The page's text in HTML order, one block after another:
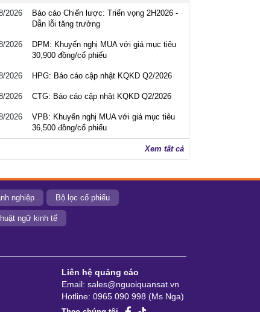
2026
Báo cáo Chiến lược: Triển vọng 2H2026 -
Dẫn lỗi tăng trưởng
2026
DPM: Khuyến nghị MUA với giá mục tiêu
30,900 đồng/cổ phiếu
2026 HPG: Báo cáo cập nhật KQKD Q2/2026
2026 CTG: Báo cáo cập nhật KQKD Q2/2026
2026
VPB: Khuyến nghị MUA với giá mục tiêu
36,500 đồng/cổ phiếu
Xem tất cả
nghiệp Bộ lọc cổ phiếu
ngữ kinh tế
Liên hệ quảng cáo
Email: sales@nguoiquansat.vn
Hotline: 0965 090 998 (Ms Nga)